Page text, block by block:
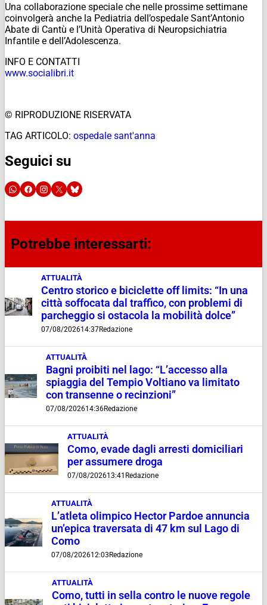
Una collaborazione speciale che nelle prossime settimane
coinvolgerà anche la Pediatria dell’ospedale Sant’Antonio
Abate di Cantù e l’Unità Operativa di Neuropsichiatria
Infantile e dell’Adolescenza.
INFO E CONTATTI
www.socialibri.it
© RIPRODUZIONE RISERVATA
TAG ARTICOLO: ospedale sant'anna
Seguici su
Potrebbe interessarti:
ATTUALITÀ
Centro storico e biciclette off limits: “In una
città soffocata dal traffico, con problemi di
parcheggio si ostacola la mobilità dolce”
07/08/202614:37Redazione
ATTUALITÀ
Bagni proibiti nel lago: “L’accesso alla
spiaggia del Tempio Voltiano va limitato
con transenne o recinzioni”
07/08/202614:36Redazione
ATTUALITÀ
Como, evade dagli arresti domiciliari
per assumere droga
07/08/202613:41 Redazione
ATTUALITÀ
L’atleta olimpico Hector Pardoe annuncia
un’epica traversata di 47 km sul Lago di
Como
07/08/202612:03 Redazione
ATTUALITÀ
Como, tutti in sella contro le nuove regole